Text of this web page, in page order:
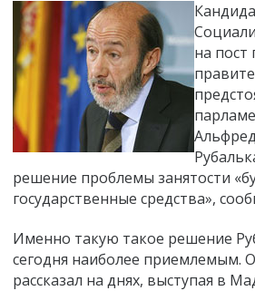
на пост
решение проблемы занятости
государственные средства»,
Именно такую такое решение
сегодня наиболее приемлемым.
рассказал на днях, выступая в